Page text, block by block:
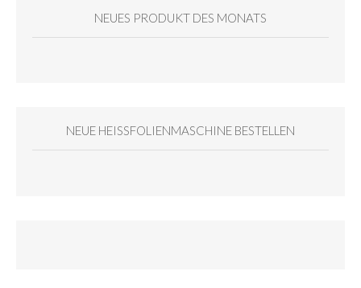
NEUES PRODUKT DES MONATS
NEUE HEISSFOLIENMASCHINE BESTELLEN